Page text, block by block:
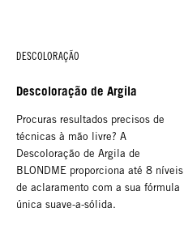
DESCOLORAÇÃO
Descoloração de Argila
Procuras resultados precisos de
técnicas à mão livre? A
Descoloração de Argila de
BLONDME proporciona até 8 níveis
de aclaramento com a sua fórmula
única suave-a-sólida.